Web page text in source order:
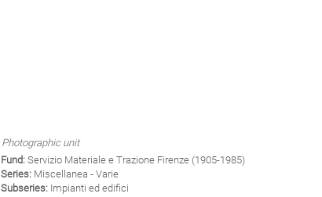
Photographic unit
Fund:Servizio Materiale e Trazione Firenze (1905-1985)
Series:Miscellanea - Varie
Subseries:Impianti ed edifici